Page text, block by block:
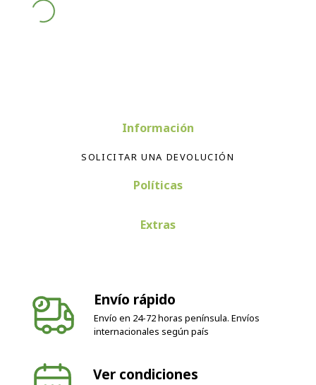
Información
SOLICITAR UNA DEVOLUCIÓN
Políticas
Extras
Envío rápido
Envío en 24-72 horas península. Envíos
internacionales según país
Ver condiciones